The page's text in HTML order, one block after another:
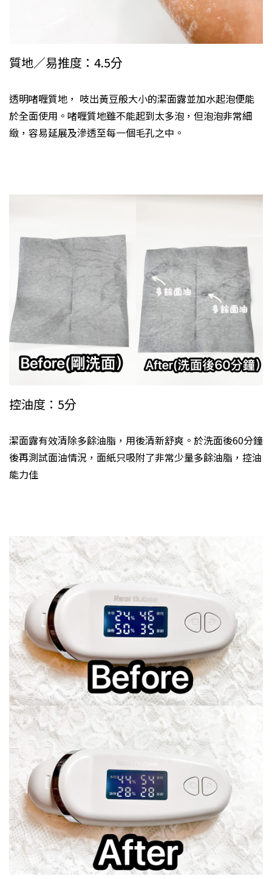
質地／易推度：4.5分
透明啫喱質地， 吱出黃豆般大小的潔面露並加水起泡便能
於全面使用。啫喱質地雖不能起到太多泡，但泡泡非常細
緻，容易延展及滲透至每一個毛孔之中。
控油度：5分
潔面露有效清除多餘油脂，用後清新舒爽。於洗面後60分鐘
後再測試面油情況，面紙只吸附了非常少量多餘油脂，控油
能力佳